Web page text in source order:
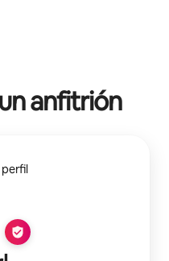
anfitrión